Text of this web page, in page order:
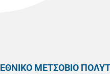
ΕΘΝΙΚΟ ΜΕΤΣΟΒΙΟ